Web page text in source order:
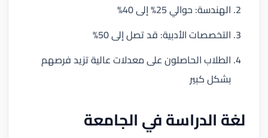
الهندسة: حوالي 25% إلى 40%
التخصصات الأدبية: قد تصل إلى 50%
الطلاب الحاصلون على معدلات عالية تزيد فرصهم
بشكل كبير
لغة الدراسة في الجامعة